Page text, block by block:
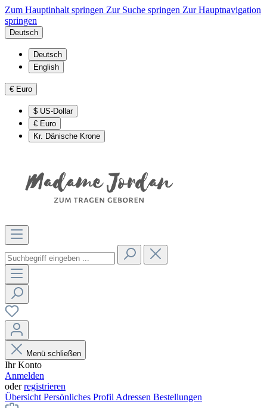
Zum Hauptinhalt springen Zur Suche springen Zur Hauptnavigation
springen
Deutsch
Deutsch
English
€ Euro
$ US-Dollar
€ Euro
Kr. Dänische Krone
Menü schließen
Ihr Konto
Anmelden
oderregistrieren
Übersicht Persönliches Profil Adressen Bestellungen